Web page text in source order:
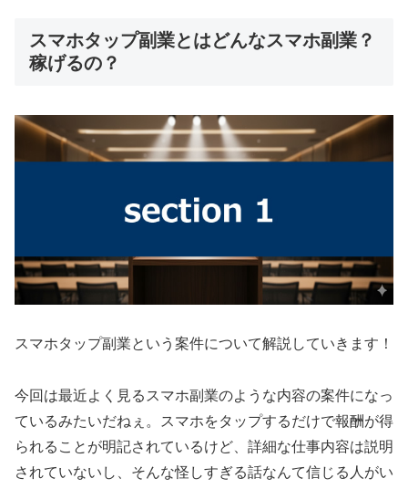
スマホタップ副業とはどんなスマホ副業？
稼げるの？
スマホタップ副業という案件について解説していきます！
今回は最近よく見るスマホ副業のような内容の案件になっ
ているみたいだねぇ。スマホをタップするだけで報酬が得
られることが明記されているけど、詳細な仕事内容は説明
されていないし、そんな怪しすぎる話なんて信じる人がい